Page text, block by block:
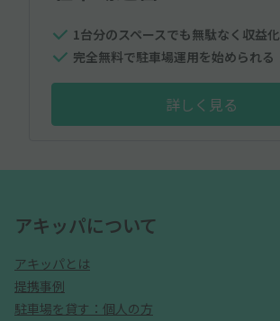
1台分のスペースでも無駄なく収益化
完全無料で駐車場運用を始められる
詳しく見る
アキッパについて
アキッパとは
提携事例
駐車場を貸す：個人の方